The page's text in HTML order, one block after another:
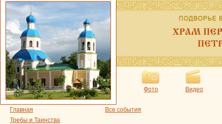
Фото Видео
Главная
Требы и Таинства
Все события